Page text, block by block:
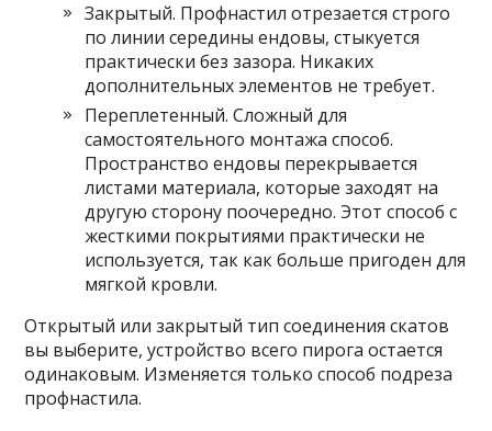
Закрытый. Профнастил отрезается строго
по линии середины ендовы, стыкуется
практически без зазора. Никаких
дополнительных элементов не требует.
Переплетенный. Сложный для
самостоятельного монтажа способ.
Пространство ендовы перекрывается
листами материала, которые заходят на
другую сторону поочередно. Этот способ с
жесткими покрытиями практически не
используется, так как больше пригоден для
мягкой кровли.
Открытый или закрытый тип соединения скатов
вы выберите, устройство всего пирога остается
одинаковым. Изменяется только способ подреза
профнастила.